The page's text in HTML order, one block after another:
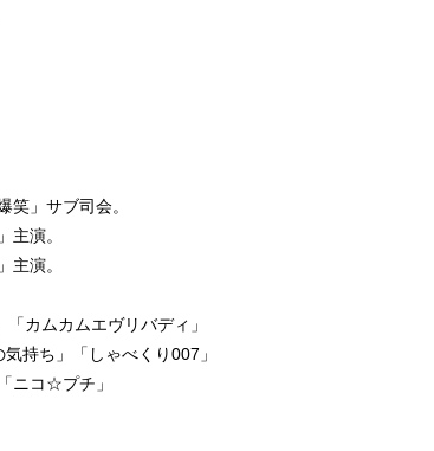
」サブ司会。
演。
演。
カムカムエヴリバディ」
ち」「しゃべくり007」
ニコ☆プチ」